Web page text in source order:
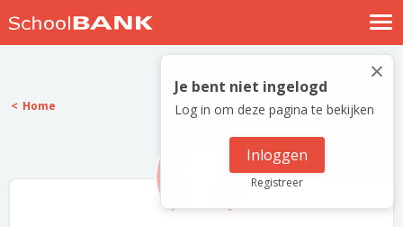
Nostalgische verhalen
Log in
Meld je gratis aan
×
Je bent niet ingelogd
Log in om deze pagina te bekijken
Inloggen
Registreer
Home